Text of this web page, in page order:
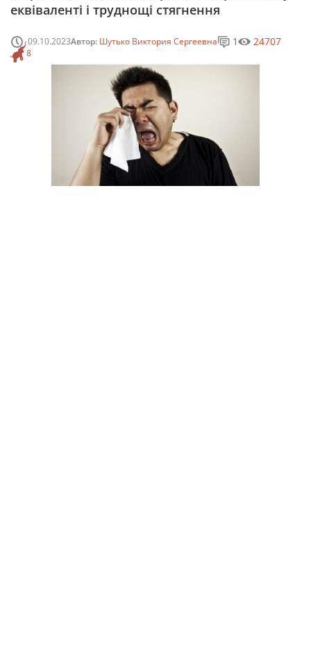
еквіваленті і труднощі стягнення
09.10.2023Автор: Шутько Виктория Сергеевна
8
1 24707